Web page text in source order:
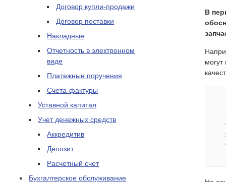
Договор купли-продажи
Договор поставки
Накладные
Отчетность в электронном
виде
Платежные поручения
Счета-фактуры
Уставной капитал
Учет денежных средств
Аккредитив
Депозит
Расчетный счет
Бухгалтерское обслуживание
В
могут